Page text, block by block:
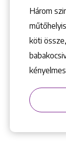
Három
köti